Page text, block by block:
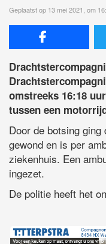
Geplaatst op 13 mei 2021, om
omstreeks 16:18
tussen een
Door de botsing
gewond en is per
ziekenhuis. Een
ingezet.
De politie heeft het